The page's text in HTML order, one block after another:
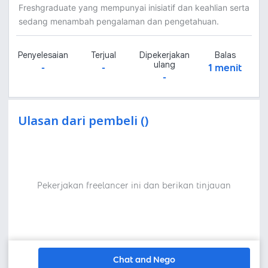
Freshgraduate yang mempunyai inisiatif dan keahlian serta
sedang menambah pengalaman dan pengetahuan.
Penyelesaian
-
Terjual
-
Dipekerjakan
ulang
-
Balas
1 menit
Ulasan dari pembeli ()
Pekerjakan freelancer ini dan berikan tinjauan
Chat and Nego